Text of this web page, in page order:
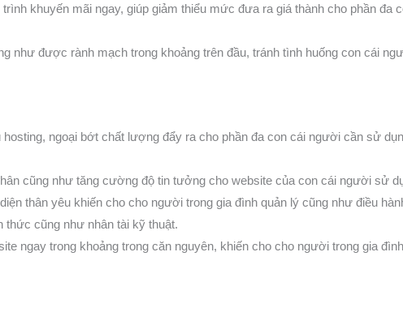
khuyến mãi ngay, giúp giảm thiểu mức đưa ra giá thành cho phần đa
như được rành mạch trong khoảng trên đầu, tránh tình huống con cái
ngoại bớt chất lượng đẩy ra cho phần đa con cái người cần sử
cũng như tăng cường độ tin tưởng cho website của con cái người sử
thân yêu khiến cho cho người trong gia đình quản lý cũng như điều
thức cũng như nhân tài kỹ thuật.
ngay trong khoảng trong căn nguyên, khiến cho cho người trong gia